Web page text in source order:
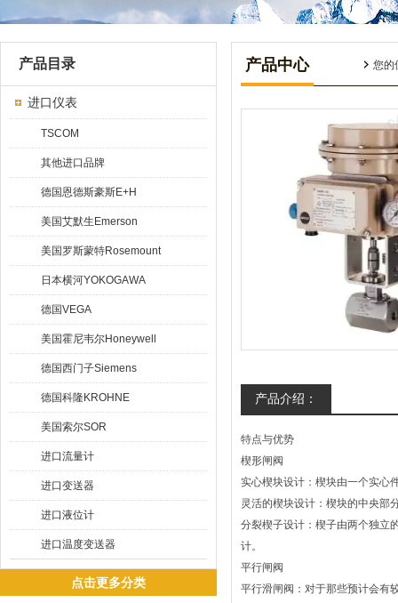
产品目录
进口仪表
TSCOM
其他进口品牌
德国恩德斯豪斯E+H
美国艾默生Emerson
美国罗斯蒙特Rosemount
日本横河YOKOGAWA
德国VEGA
美国霍尼韦尔Honeywell
德国西门子Siemens
德国科隆KROHNE
美国索尔SOR
进口流量计
进口变送器
进口液位计
进口温度变送器
点击更多分类
产品中心 您的
产品介绍：
特点与优势
楔形闸阀
实心楔块设计：楔块由一个实心
灵活的楔块设计：楔块的中央部
分裂楔子设计：楔子由两个独立
计。
平行闸阀
平行滑闸阀：对于那些预计会有